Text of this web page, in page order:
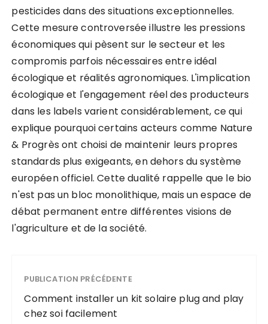
pesticides dans des situations exceptionnelles.
Cette mesure controversée illustre les pressions
économiques qui pèsent sur le secteur et les
compromis parfois nécessaires entre idéal
écologique et réalités agronomiques. L'implication
écologique et l'engagement réel des producteurs
dans les labels varient considérablement, ce qui
explique pourquoi certains acteurs comme Nature
& Progrès ont choisi de maintenir leurs propres
standards plus exigeants, en dehors du système
européen officiel. Cette dualité rappelle que le bio
n'est pas un bloc monolithique, mais un espace de
débat permanent entre différentes visions de
l'agriculture et de la société.
PUBLICATION PRÉCÉDENTE
Comment installer un kit solaire plug and play
chez soi facilement